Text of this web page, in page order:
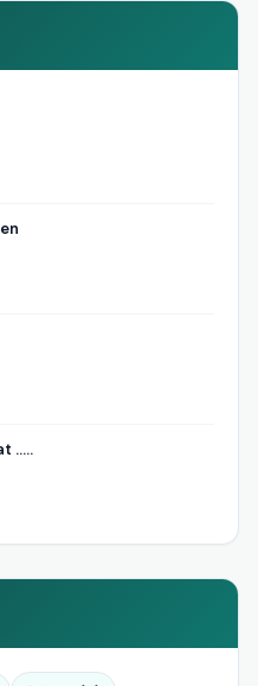
.....